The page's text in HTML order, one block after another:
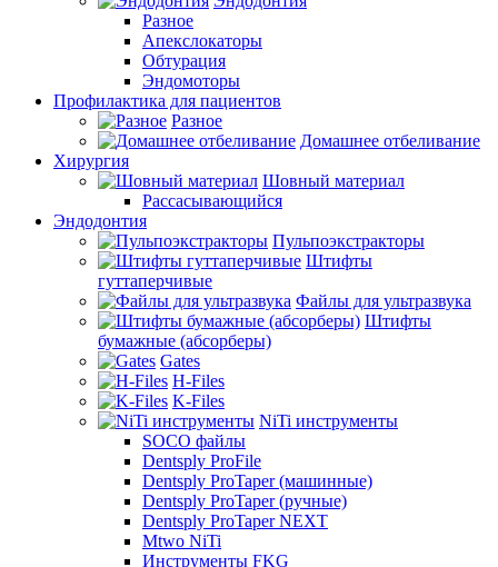
Разное
Апекслокаторы
Обтурация
Эндомоторы
Профилактика для пациентов
Разное
Домашнее отбеливание
Хирургия
Шовный материал
Рассасывающийся
Эндодонтия
Пульпоэкстракторы
Штифты
гуттаперчивые
Файлы для ультразвука
Штифты
бумажные (абсорберы)
Gates
H-Files
K-Files
NiTi инструменты
SOCO файлы
Dentsply ProFile
Dentsply ProTaper (машинные)
Dentsply ProTaper (ручные)
Dentsply ProTaper NEXT
Mtwo NiTi
Инструменты FKG